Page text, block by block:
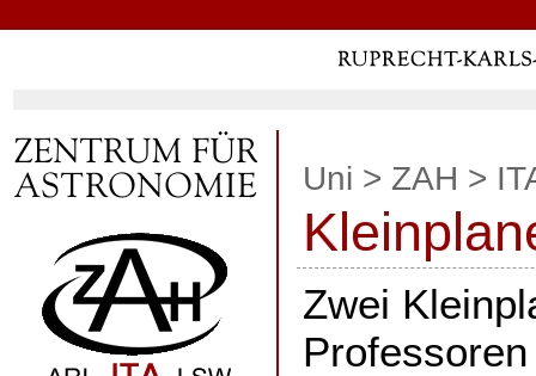
Uni > ZAH >
Zwei